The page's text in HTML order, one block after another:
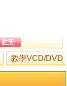
教學VCD/DVD